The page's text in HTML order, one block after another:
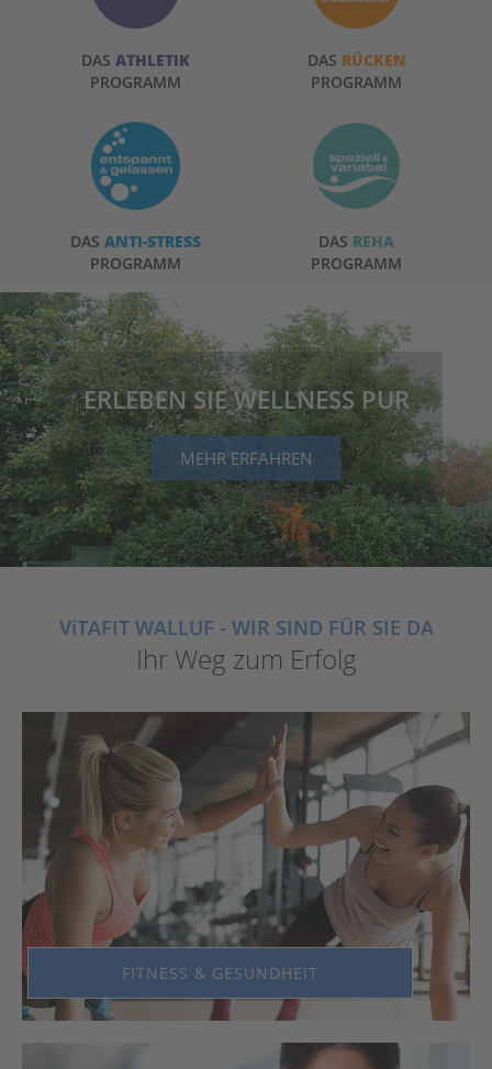
DAS ATHLETIK
PROGRAMM
DAS RÜCKEN
PROGRAMM
DAS ANTI-STRESS
PROGRAMM
DAS REHA
PROGRAMM
ERLEBEN SIE WELLNESS PUR
MEHR ERFAHREN
ViTAFIT WALLUF - WIR SIND FÜR SIE DA
Ihr Weg zum Erfolg
FITNESS & GESUNDHEIT